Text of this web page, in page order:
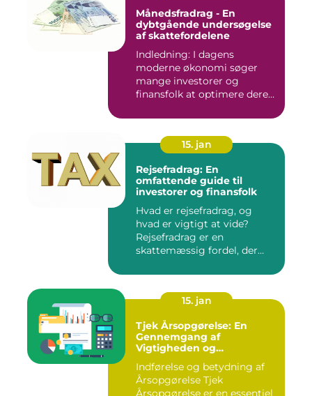
Månedsfradrag - En
dybtgående undersøgelse
af skattefordelene
Indledning: I dagens
moderne økonomi søger
mange investorer og
finansfolk at optimere deres
15. jan
Rejsefradrag: En
omfattende guide til
investorer og finansfolk
Hvad er rejsefradrag, og
hvad er vigtigt at vide?
Rejsefradrag er en
skattemæssig fordel, der
15. jan
Tjek Årsopgørelse: En
Gennemgang af
Vigtigheden og
Indførelse og betydning af
Årsopgørelse Tjek
Årsopgørelse er en essentiel